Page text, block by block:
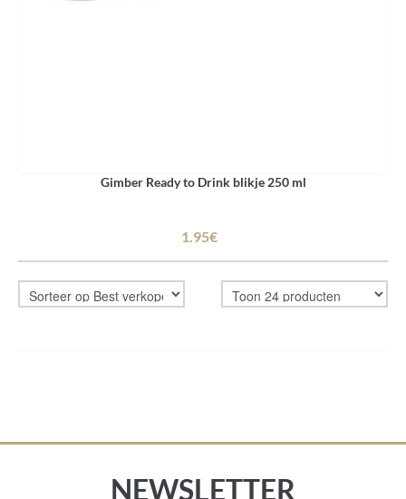
Gimber Ready to Drink blikje 250 ml
1.95€
NEWSLETTER